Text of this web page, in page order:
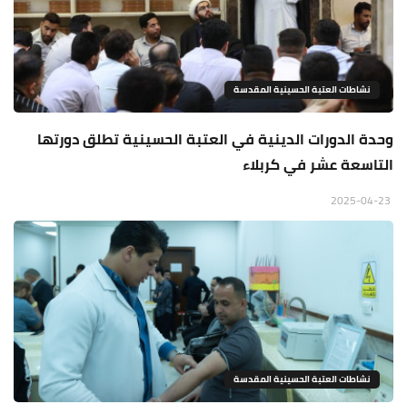
نشاطات العتبة الحسينية المقدسة
وحدة الدورات الدينية في العتبة الحسينية تطلق دورتها
التاسعة عشر في كربلاء
نشاطات العتبة الحسينية المقدسة